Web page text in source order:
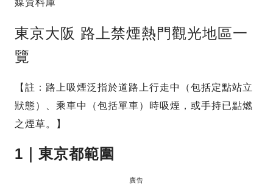
東京大阪 路上禁煙熱門觀光地區一
覽
【註：路上吸煙泛指於道路上行走中（包括定點站立
狀態）、乘車中（包括單車）時吸煙，或手持已點燃
之煙草。】
1｜東京都範圍
廣告